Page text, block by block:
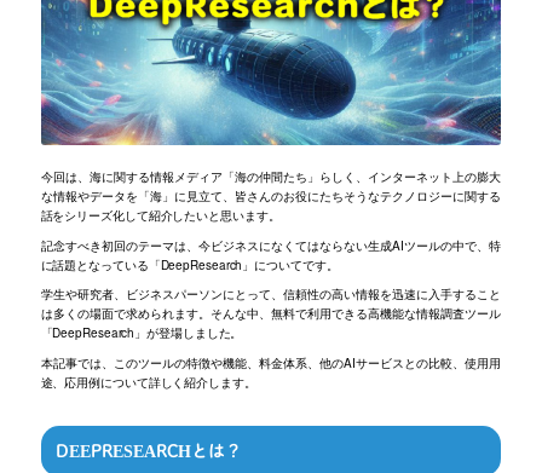
今回は、海に関する情報メディア「海の仲間たち」らしく、インターネット上の膨大
な情報やデータを「海」に見立て、皆さんのお役にたちそうなテクノロジーに関する
話をシリーズ化して紹介したいと思います。
記念すべき初回のテーマは、今ビジネスになくてはならない生成AIツールの中で、特
に話題となっている「DeepResearch」についてです。
学生や研究者、ビジネスパーソンにとって、信頼性の高い情報を迅速に入手すること
は多くの場面で求められます。そんな中、無料で利用できる高機能な情報調査ツール
「DeepResearch」が登場しました。
本記事では、このツールの特徴や機能、料金体系、他のAIサービスとの比較、使用用
途、応用例について詳しく紹介します。
DEEPRESEARCHとは？